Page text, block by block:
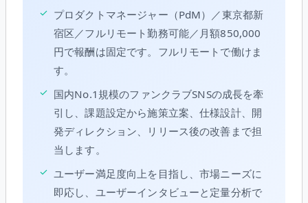
✓ プロダクトマネージャー（PdM）／東京都新
宿区／フルリモート勤務可能／月額850,000
円で報酬は固定です。フルリモートで働けま
す。
✓ 国内No.1規模のファンクラブSNSの成長を牽
引し、課題設定から施策立案、仕様設計、開
発ディレクション、リリース後の改善まで担
当します。
✓ ユーザー満足度向上を目指し、市場ニーズに
即応し、ユーザーインタビューと定量分析で